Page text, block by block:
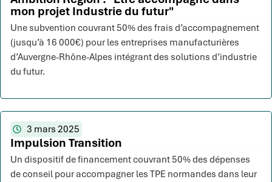
mon projet Industrie du futur"
Une subvention couvrant 50% des frais d’accompagnement
(jusqu’à 16 000€) pour les entreprises manufacturières
d’Auvergne-Rhône-Alpes intégrant des solutions d’industrie
du futur.
3 mars 2025
Impulsion Transition
Un dispositif de financement couvrant 50% des dépenses
de conseil pour accompagner les TPE normandes dans leur